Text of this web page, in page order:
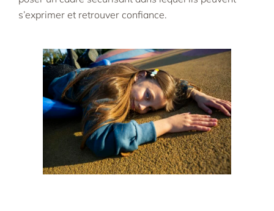
s’exprimer et retrouver confiance.